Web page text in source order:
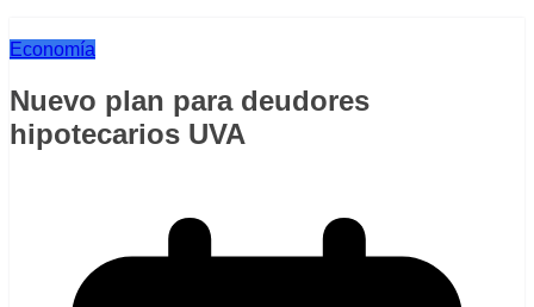
Economía
Nuevo plan para deudores
hipotecarios UVA